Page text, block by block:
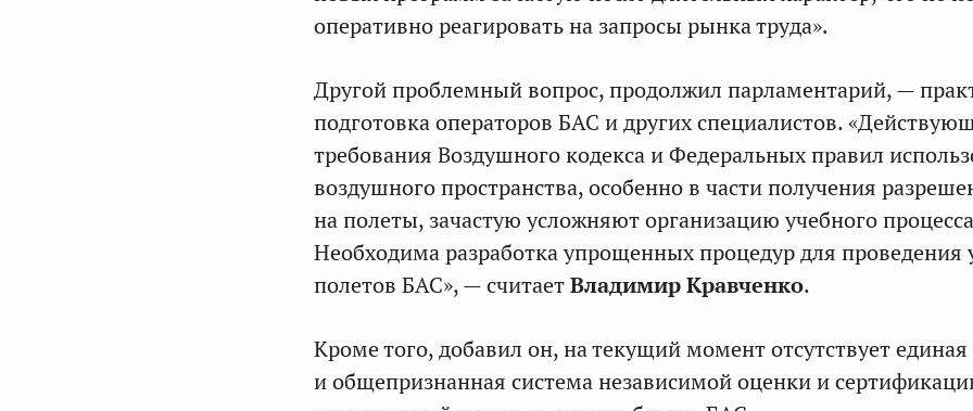
оперативно реагировать на запросы рынка труда».
Другой проблемный вопрос, продолжил парламентарий, —
подготовка операторов БАС и других специалистов.
требования Воздушного кодекса и Федеральных правил
воздушного пространства, особенно в части получения
на полеты, зачастую усложняют организацию учебного
Необходима разработка упрощенных процедур для проведения
полетов БАС», — считаетВладимир Кравченко.
Кроме того, добавил он, на текущий момент отсутствует единая
и общепризнанная система независимой оценки и